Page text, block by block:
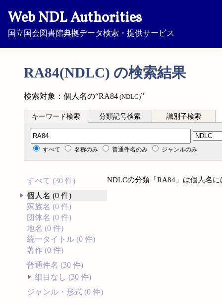
Web NDL Authorities
国立国会図書館典拠データ検索・提供サービス
RA84(NDLC) の検索結果
検索対象：個人名の“RA84 (NDLC)”
キーワード検索 分類記号検索 識別子検索
分類記号検索
すべて 名称のみ 普通件名のみ ジャンルのみ
すべて (30 件)
個人名 (0 件)
家族名 (0 件)
団体名 (0 件)
地名 (0 件)
統一タイトル (0 件)
著作 (0 件)
普通件名 (30 件)
細目なし (30 件)
ジャンル・形式 (0 件)
NDLCの分類「RA84」は個人名